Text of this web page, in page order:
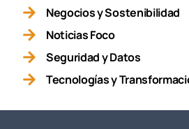
Negocios y Sostenibilidad
Noticias Foco
Seguridad y Datos
Tecnologías y